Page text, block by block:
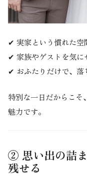
✔ 実家という慣れた空
✔ 家族やゲストを気に
✔ おふたりだけで、落
特別な一日だからこそ
魅力です。
② 思い出の詰
残せる